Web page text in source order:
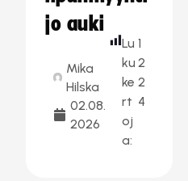
jo auki
Mika
Hilska
02.08.
2026
Lu
ku
ke
rt
oj
a:
1
2
2
4